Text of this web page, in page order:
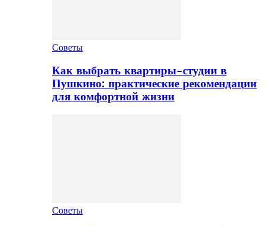
Советы
Как выбрать квартиры-студии в
Пушкино: практические рекомендации
для комфортной жизни
Советы